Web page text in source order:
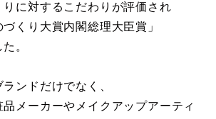
に対するこだわりが評価され
づくり大賞内閣総理大臣賞」
。
ンドだけでなく、
メーカーやメイクアップアーティ